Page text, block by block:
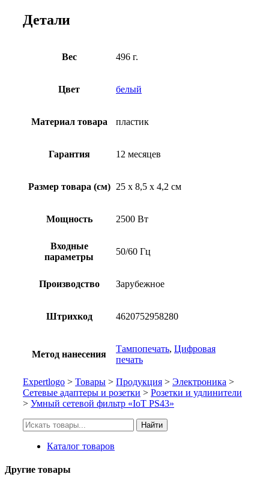
Детали
Вес 496 г.
Цвет белый
Материал товара пластик
Гарантия 12 месяцев
Размер товара (см) 25 x 8,5 x 4,2 см
Мощность 2500 Вт
Входные
параметры
50/60 Гц
Производство Зарубежное
Штрихкод 4620752958280
Метод нанесения
Тампопечать, Цифровая
печать
Expertlogo > Товары > Продукция > Электроника >
Сетевые адаптеры и розетки > Розетки и удлинители
> Умный сетевой фильтр «IoT PS43»
Искать:
Найти
Каталог товаров
Другие товары